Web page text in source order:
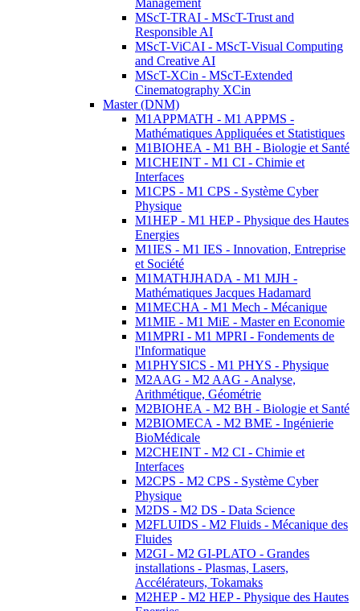
Management
MScT-TRAI - MScT-Trust and
Responsible AI
MScT-ViCAI - MScT-Visual Computing
and Creative AI
MScT-XCin - MScT-Extended
Cinematography XCin
Master (DNM)
M1APPMATH - M1 APPMS -
Mathématiques Appliquées et Statistiques
M1BIOHEA - M1 BH - Biologie et Santé
M1CHEINT - M1 CI - Chimie et
Interfaces
M1CPS - M1 CPS - Système Cyber
Physique
M1HEP - M1 HEP - Physique des Hautes
Energies
M1IES - M1 IES - Innovation, Entreprise
et Société
M1MATHJHADA - M1 MJH -
Mathématiques Jacques Hadamard
M1MECHA - M1 Mech - Mécanique
M1MIE - M1 MiE - Master en Economie
M1MPRI - M1 MPRI - Fondements de
l'Informatique
M1PHYSICS - M1 PHYS - Physique
M2AAG - M2 AAG - Analyse,
Arithmétique, Géométrie
M2BIOHEA - M2 BH - Biologie et Santé
M2BIOMECA - M2 BME - Ingénierie
BioMédicale
M2CHEINT - M2 CI - Chimie et
Interfaces
M2CPS - M2 CPS - Système Cyber
Physique
M2DS - M2 DS - Data Science
M2FLUIDS - M2 Fluids - Mécanique des
Fluides
M2GI - M2 GI-PLATO - Grandes
installations - Plasmas, Lasers,
Accélérateurs, Tokamaks
M2HEP - M2 HEP - Physique des Hautes